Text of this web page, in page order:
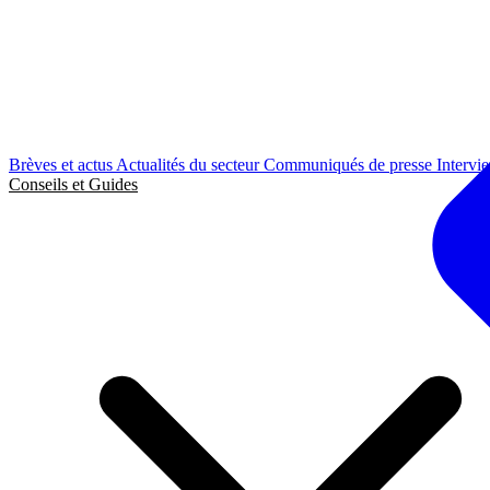
Brèves et actus Actualités du secteurCommuniqués de presse
Conseils et Guides